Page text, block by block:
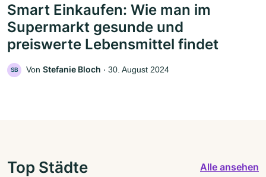
Smart Einkaufen: Wie man im
Supermarkt gesunde und
preiswerte Lebensmittel findet
SB Von Stefanie Bloch ‧ 30. August 2024
Top Städte Alle ansehen